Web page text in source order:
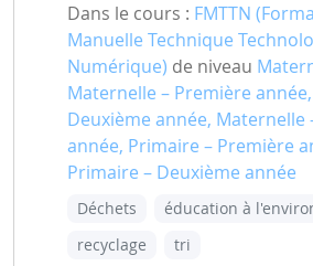
Dans le cours : FMTTN
Manuelle Technique
Numérique) de niveau
Maternelle – Première
Deuxième année, Maternelle
année, Primaire – Première
Primaire – Deuxième année
Déchets
éducation à
recyclage
tri